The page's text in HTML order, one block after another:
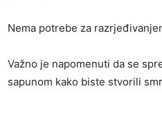
Nema potrebe za
Važno je napomenuti da se
sapunom kako biste stvorili